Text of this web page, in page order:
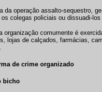
da operação assalto-sequestro,
colegas policiais ou dissuadi-los
organização comumente é
lojas de calçados, farmácias,
de crime organizado
bicho